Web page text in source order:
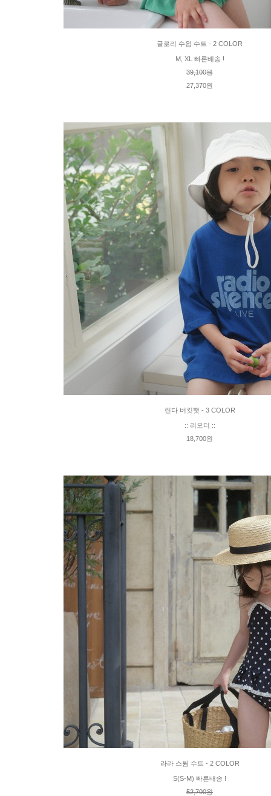
글로리 수읨 수트 - 2 COLOR
M, XL 빠른배송 !
39,100원
27,370원
린다 버킷햇 - 3 COLOR
:: 리오더 ::
18,700원
라라 스윔 수트 - 2 COLOR
S(S-M) 빠른배송 !
52,700원